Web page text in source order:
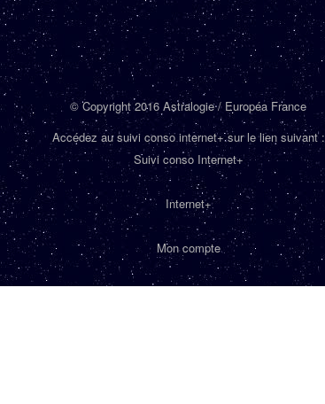
© Copyright 2016 Astralogie / Européa France
Accédez au suivi conso internet+ sur le lien suivant :
Suivi conso Internet+
Internet+
Mon compte